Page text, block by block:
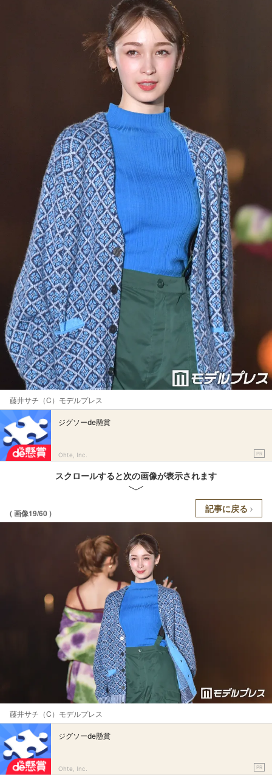
藤井サチ（C）モデルプレス
ジグソーde懸賞
Ohte, Inc. PR
スクロールすると次の画像が表示されます
( 画像19/60 ) 記事に戻る
藤井サチ（C）モデルプレス
ジグソーde懸賞
Ohte, Inc. PR